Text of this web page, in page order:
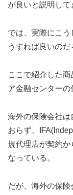
が良いと説明して
では、実際にこ
うすれば良いのだ
ここで紹介した
ア金融センターの
海外の保険会社
おらず、
規代理店が契約
なっている。
だが、海外の保